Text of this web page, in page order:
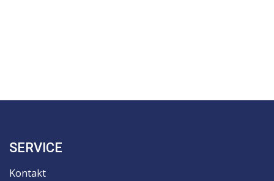
SERVICE
Kontakt